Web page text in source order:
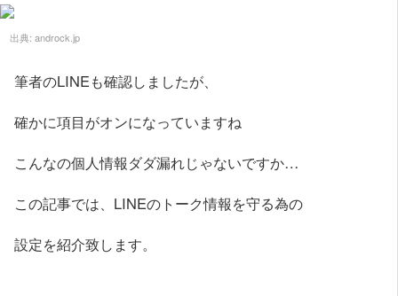
出典: androck.jp
筆者のLINEも確認しましたが、
確かに項目がオンになっていますね
こんなの個人情報ダダ漏れじゃないですか…
この記事では、LINEのトーク情報を守る為の
設定を紹介致します。